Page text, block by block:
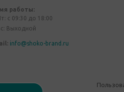
работы:
с 09:30 до 18:00
Выходной
info@shoko-brand.ru